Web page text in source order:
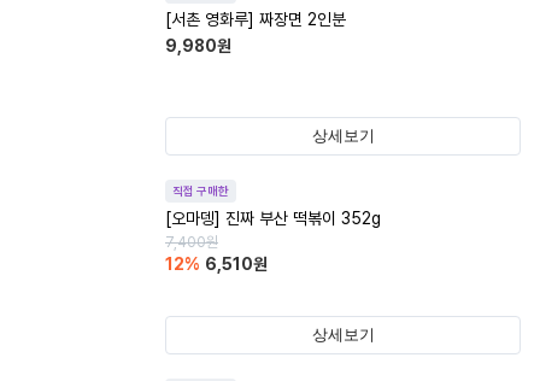
[서촌 영화루] 짜장면 2인분
9,980원
상세보기
직접 구매한
[오마뎅] 진짜 부산 떡볶이 352g
7,400원
12% 6,510원
상세보기